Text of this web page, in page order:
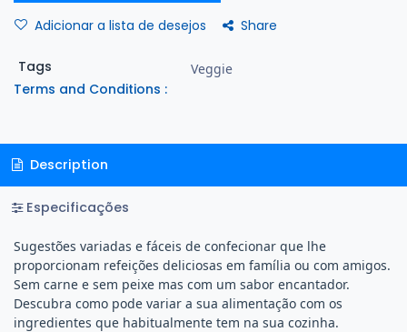
Adicionar a lista de desejos Share
Tags Veggie
Terms and Conditions :
Description
Especificações
Sugestões variadas e fáceis de confecionar que lhe
proporcionam refeições deliciosas em família ou com amigos.
Sem carne e sem peixe mas com um sabor encantador.
Descubra como pode variar a sua alimentação com os
ingredientes que habitualmente tem na sua cozinha.